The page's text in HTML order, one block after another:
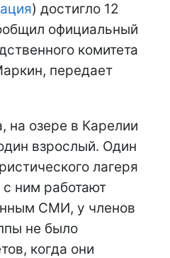
) достигло 12
официальный
комитета
передает
на озере в Карелии
взрослый. Один
лагеря
ним работают
СМИ, у членов
не было
когда они